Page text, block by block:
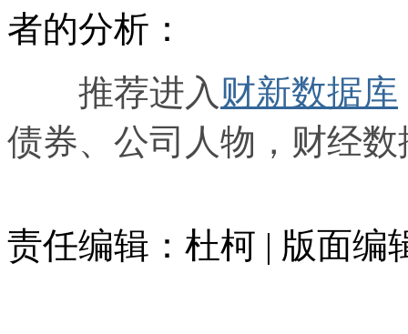
者的分析：
推荐进入 财新数据库
债券、公司人物，财经
责任编辑：杜柯 | 版面编